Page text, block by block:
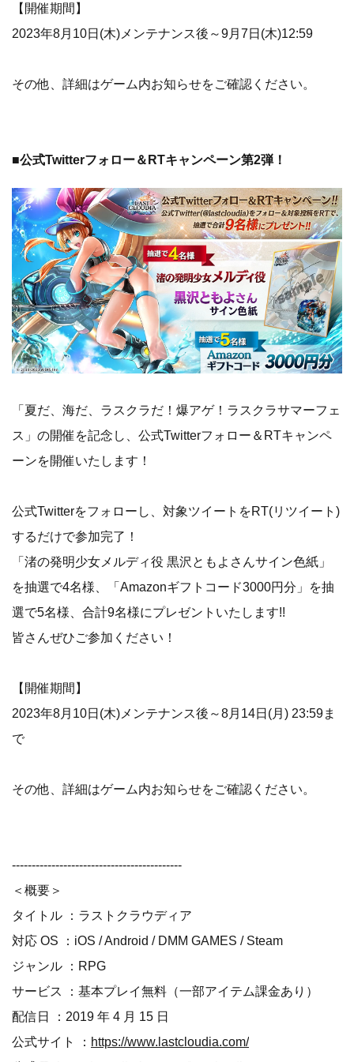
【開催期間】
2023年8月10日(木)メンテナンス後～9月7日(木)12:59
その他、詳細はゲーム内お知らせをご確認ください。
■公式Twitterフォロー＆RTキャンペーン第2弾！
「夏だ、海だ、ラスクラだ！爆アゲ！ラスクラサマーフェ
ス」の開催を記念し、公式Twitterフォロー＆RTキャンペ
ーンを開催いたします！
公式Twitterをフォローし、対象ツイートをRT(リツイート)
するだけで参加完了！
「渚の発明少女メルディ役 黒沢ともよさんサイン色紙」
を抽選で4名様、「Amazonギフトコード3000円分」を抽
選で5名様、合計9名様にプレゼントいたします!!
皆さんぜひご参加ください！
【開催期間】
2023年8月10日(木)メンテナンス後～8月14日(月) 23:59ま
で
その他、詳細はゲーム内お知らせをご確認ください。
-------------------------------------------
＜概要＞
タイトル ：ラストクラウディア
対応 OS ：iOS / Android / DMM GAMES / Steam
ジャンル ：RPG
サービス ：基本プレイ無料（一部アイテム課金あり）
配信日 ：2019 年 4 月 15 日
公式サイト ： https://www.lastcloudia.com/